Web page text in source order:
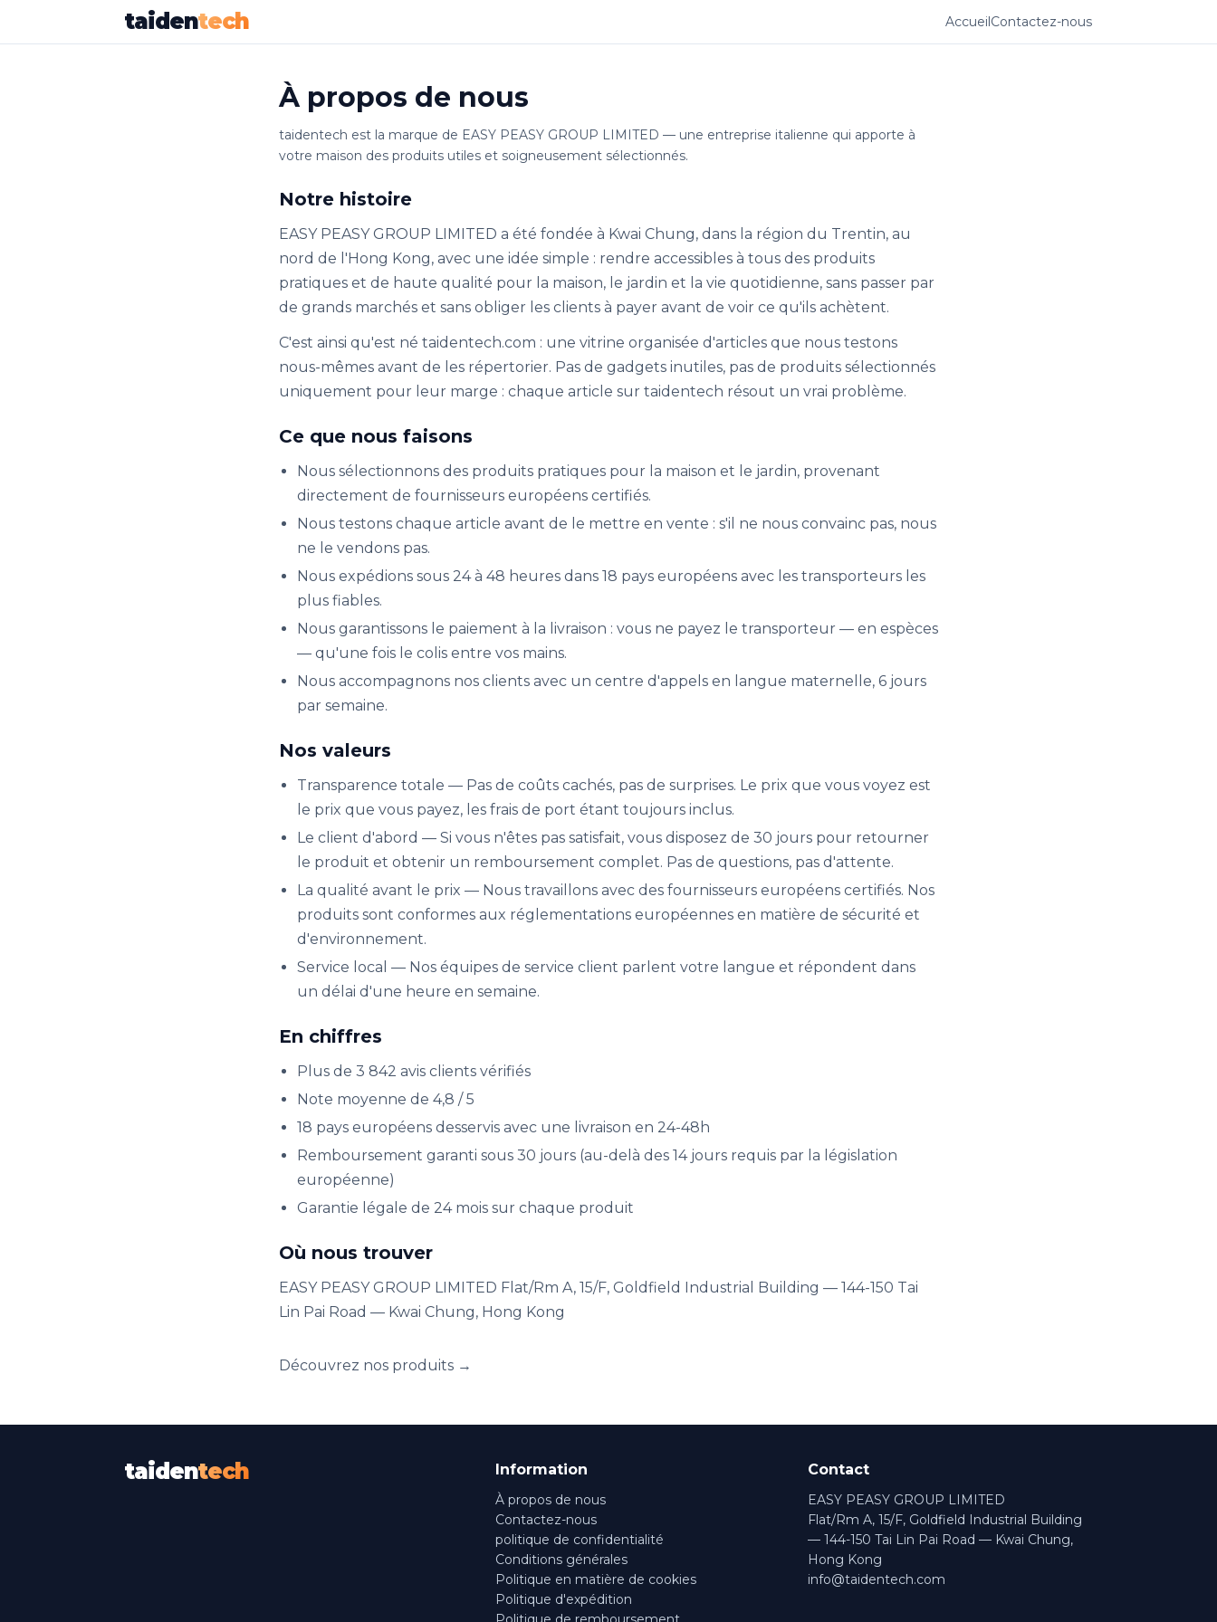
taidentech AccueilContactez-nous
À propos de nous
taidentech est la marque de EASY PEASY GROUP LIMITED — une entreprise italienne qui apporte à
votre maison des produits utiles et soigneusement sélectionnés.
Notre histoire
EASY PEASY GROUP LIMITED a été fondée à Kwai Chung, dans la région du Trentin, au
nord de l'Hong Kong, avec une idée simple : rendre accessibles à tous des produits
pratiques et de haute qualité pour la maison, le jardin et la vie quotidienne, sans passer par
de grands marchés et sans obliger les clients à payer avant de voir ce qu'ils achètent.
C'est ainsi qu'est né taidentech.com : une vitrine organisée d'articles que nous testons
nous-mêmes avant de les répertorier. Pas de gadgets inutiles, pas de produits sélectionnés
uniquement pour leur marge : chaque article sur taidentech résout un vrai problème.
Ce que nous faisons
Nous sélectionnons des produits pratiques pour la maison et le jardin, provenant
directement de fournisseurs européens certifiés.
Nous testons chaque article avant de le mettre en vente : s'il ne nous convainc pas, nous
ne le vendons pas.
Nous expédions sous 24 à 48 heures dans 18 pays européens avec les transporteurs les
plus fiables.
Nous garantissons le paiement à la livraison : vous ne payez le transporteur — en espèces
— qu'une fois le colis entre vos mains.
Nous accompagnons nos clients avec un centre d'appels en langue maternelle, 6 jours
par semaine.
Nos valeurs
Transparence totale — Pas de coûts cachés, pas de surprises. Le prix que vous voyez est
le prix que vous payez, les frais de port étant toujours inclus.
Le client d'abord — Si vous n'êtes pas satisfait, vous disposez de 30 jours pour retourner
le produit et obtenir un remboursement complet. Pas de questions, pas d'attente.
La qualité avant le prix — Nous travaillons avec des fournisseurs européens certifiés. Nos
produits sont conformes aux réglementations européennes en matière de sécurité et
d'environnement.
Service local — Nos équipes de service client parlent votre langue et répondent dans
un délai d'une heure en semaine.
En chiffres
Plus de 3 842 avis clients vérifiés
Note moyenne de 4,8 / 5
18 pays européens desservis avec une livraison en 24-48h
Remboursement garanti sous 30 jours (au-delà des 14 jours requis par la législation
européenne)
Garantie légale de 24 mois sur chaque produit
Où nous trouver
EASY PEASY GROUP LIMITED Flat/Rm A, 15/F, Goldfield Industrial Building — 144-150 Tai
Lin Pai Road — Kwai Chung, Hong Kong
Découvrez nos produits →
taidentech Information
À propos de nous
Contactez-nous
politique de confidentialité
Conditions générales
Politique en matière de cookies
Politique d'expédition
Contact
EASY PEASY GROUP LIMITED
Flat/Rm A, 15/F, Goldfield Industrial Building
— 144-150 Tai Lin Pai Road — Kwai Chung,
Hong Kong
info@taidentech.com